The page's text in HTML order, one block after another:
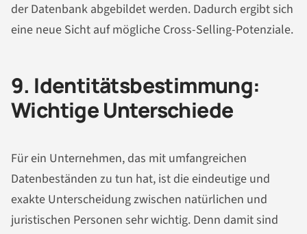
der Datenbank abgebildet werden. Dadurch ergibt sich
eine neue Sicht auf mögliche Cross-Selling-Potenziale.
9. Identitätsbestimmung:
Wichtige Unterschiede
Für ein Unternehmen, das mit umfangreichen
Datenbeständen zu tun hat, ist die eindeutige und
exakte Unterscheidung zwischen natürlichen und
juristischen Personen sehr wichtig. Denn damit sind